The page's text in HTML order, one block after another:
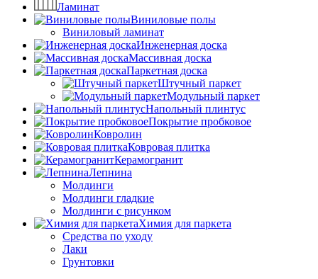
Ламинат
Виниловые полы
Виниловый ламинат
Инженерная доска
Массивная доска
Паркетная доска
Штучный паркет
Модульный паркет
Напольный плинтус
Покрытие пробковое
Ковролин
Ковровая плитка
Керамогранит
Лепнина
Молдинги
Молдинги гладкие
Молдинги с рисунком
Химия для паркета
Средства по уходу
Лаки
Грунтовки